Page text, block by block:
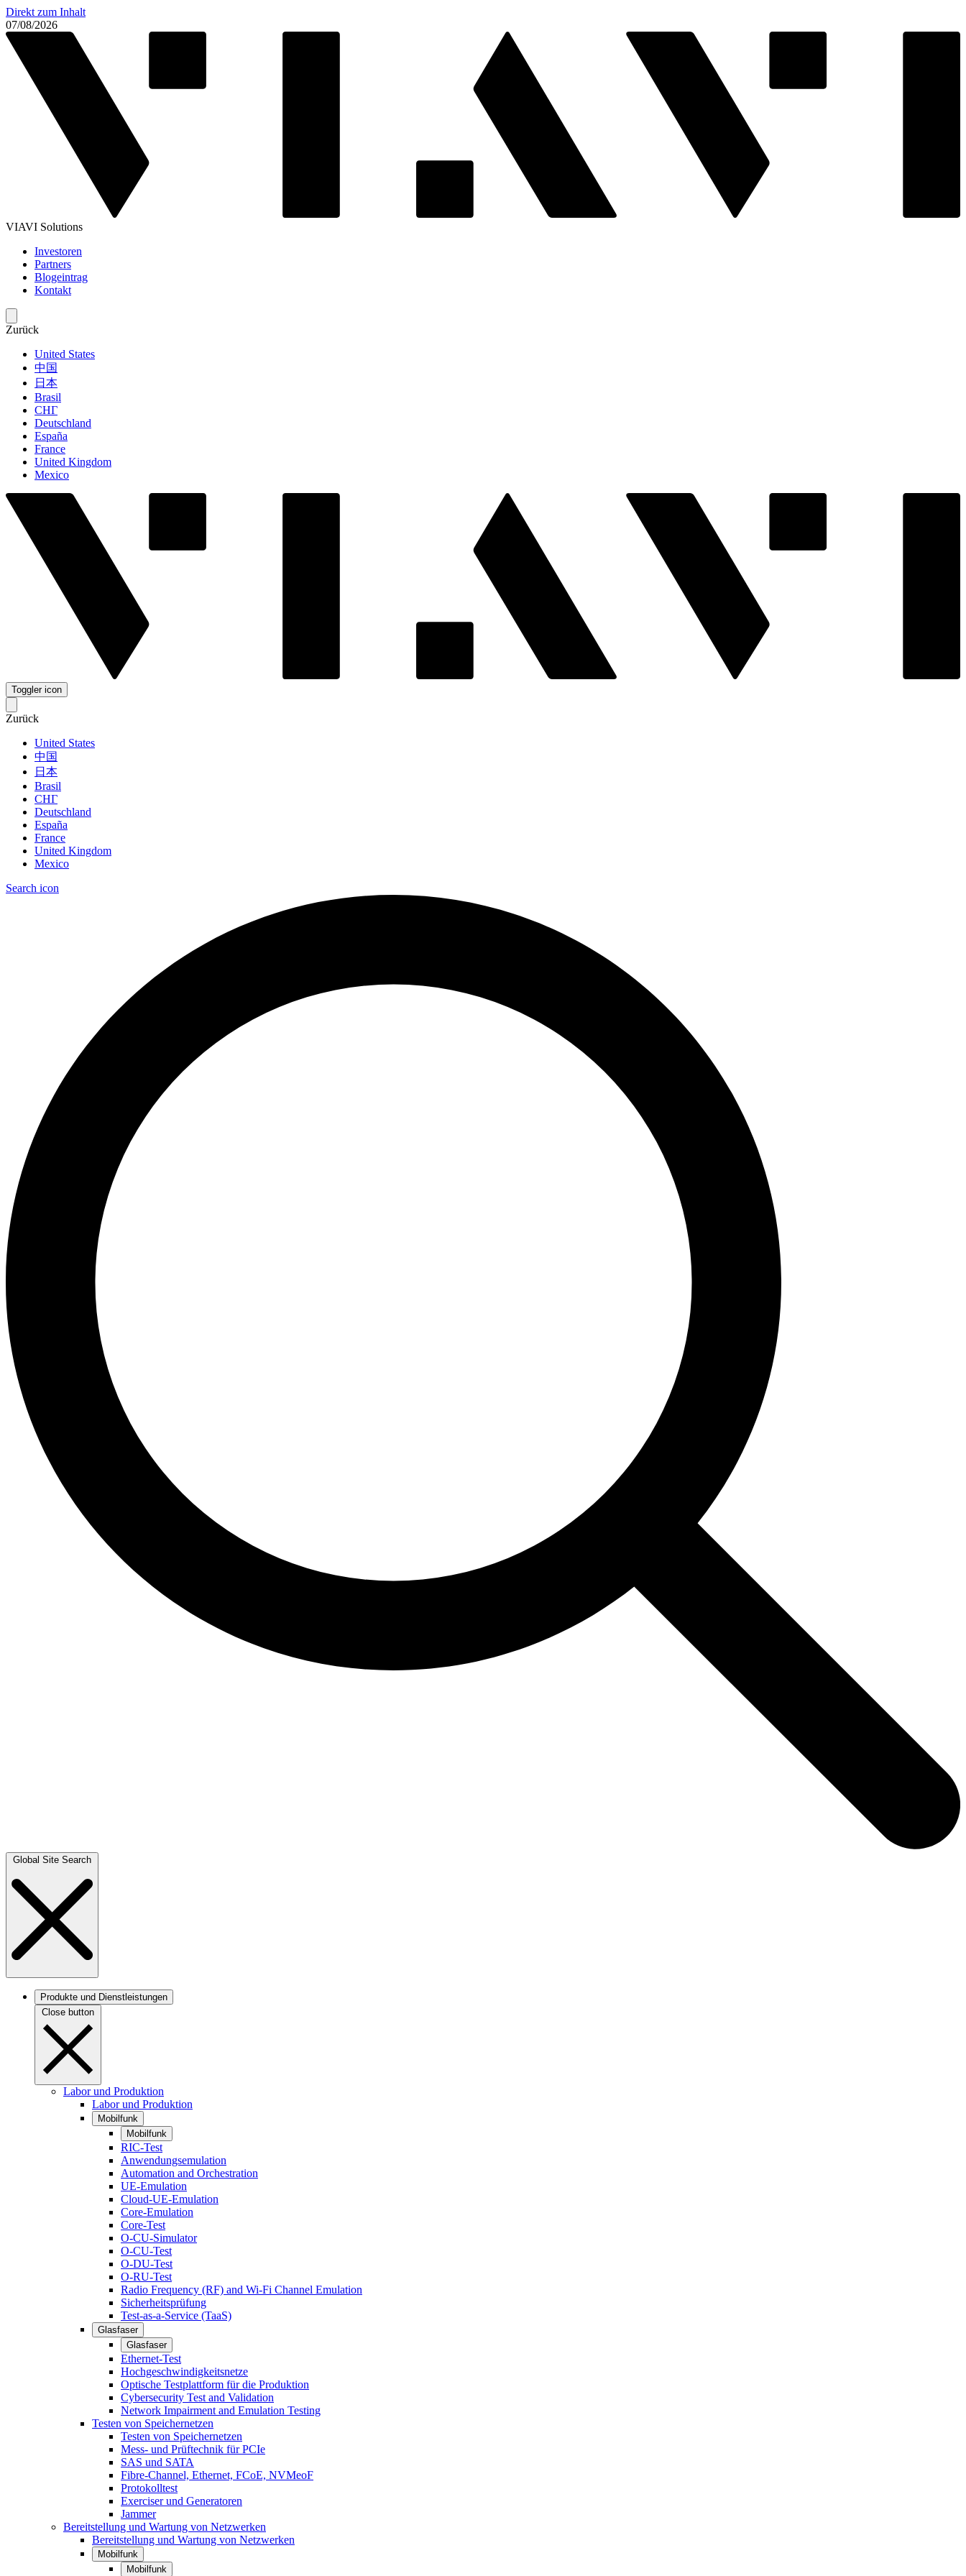
Direkt zum Inhalt
07/08/2026
VIAVI Solutions
Investoren
Partners
Blogeintrag
Kontakt
Zurück
United States
中国
日本
Brasil
СНГ
Deutschland
España
France
United Kingdom
Mexico
Toggler icon
Zurück
United States
中国
日本
Brasil
СНГ
Deutschland
España
France
United Kingdom
Mexico
Search icon
Global Site Search
Produkte und Dienstleistungen
Close button
Labor und Produktion
Labor und Produktion
Mobilfunk
Mobilfunk
RIC-Test
Anwendungsemulation
Automation and Orchestration
UE-Emulation
Cloud-UE-Emulation
Core-Emulation
Core-Test
O-CU-Simulator
O-CU-Test
O-DU-Test
O-RU-Test
Radio Frequency (RF) and Wi-Fi Channel Emulation
Sicherheitsprüfung
Test-as-a-Service (TaaS)
Glasfaser
Glasfaser
Ethernet-Test
Hochgeschwindigkeitsnetze
Optische Testplattform für die Produktion
Cybersecurity Test and Validation
Network Impairment and Emulation Testing
Testen von Speichernetzen
Testen von Speichernetzen
Mess- und Prüftechnik für PCIe
SAS und SATA
Fibre-Channel, Ethernet, FCoE, NVMeoF
Protokolltest
Exerciser und Generatoren
Jammer
Bereitstellung und Wartung von Netzwerken
Bereitstellung und Wartung von Netzwerken
Mobilfunk
Mobilfunk